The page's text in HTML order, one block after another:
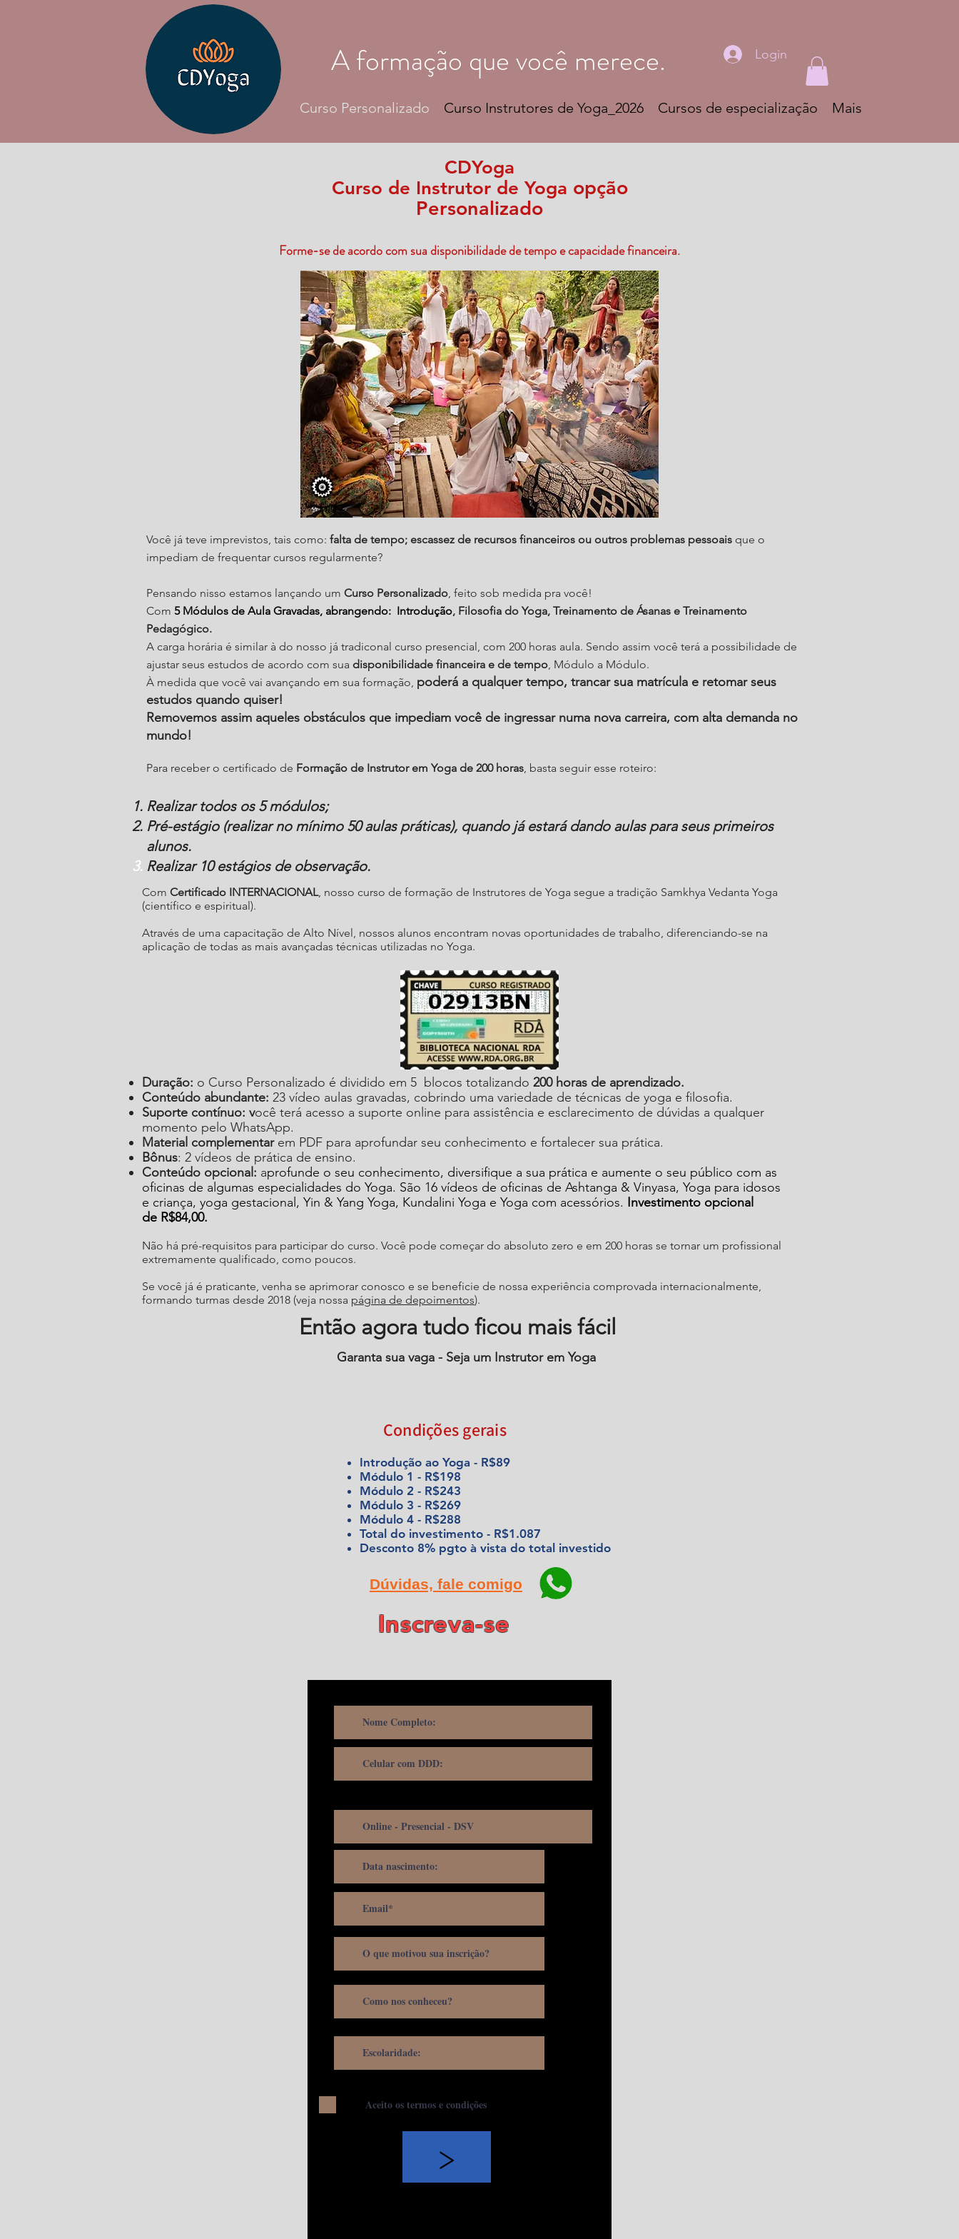
A formação que você merece.
Curso Personalizado Curso Instrutores de Yoga_2026 Cursos de especialização Mais
Login
CDYoga
Curso de Instrutor de Yoga opção
Personalizado
Forme-se de acordo com sua disponibilidade de tempo e capacidade financeira.
Você já teve imprevistos, tais como: falta de tempo; escassez de recursos financeiros ou outros problemas pessoais que o
impediam de frequentar cursos regularmente?
Pensando nisso estamos lançando um Curso Personalizado, feito sob medida pra você!
Com 5 Módulos de Aula Gravadas, abrangendo: Introdução, Filosofia do Yoga, Treinamento de Ásanas e Treinamento
Pedagógico.
A carga horária é similar à do nosso já tradiconal curso presencial, com 200 horas aula. Sendo assim você terá a possibilidade de
ajustar seus estudos de acordo com sua disponibilidade financeira e de tempo, Módulo a Módulo.
À medida que você vai avançando em sua formação, poderá a qualquer tempo, trancar sua matrícula e retomar seus
estudos quando quiser!
Removemos assim aqueles obstáculos que impediam você de ingressar numa nova carreira, com alta demanda no
mundo!
Para receber o certificado de Formação de Instrutor em Yoga de 200 horas, basta seguir esse roteiro:
Realizar todos os 5 módulos;
Pré-estágio (realizar no mínimo 50 aulas práticas), quando já estará dando aulas para seus primeiros
alunos.
Realizar 10 estágios de observação.
Condições gerais
Introdução ao Yoga - R$89
Módulo 1 - R$198
Módulo 2 - R$243
Módulo 3 - R$269
Módulo 4 - R$288
Total do investimento - R$1.087
Desconto 8% pgto à vista do total investido
Inscreva-se
Aceito os termos e condições
>
Com Certificado INTERNACIONAL, nosso curso de formação de Instrutores de Yoga segue a tradição Samkhya Vedanta Yoga
(científico e espiritual).
Através de uma capacitação de Alto Nível, nossos alunos encontram novas oportunidades de trabalho, diferenciando-se na
aplicação de todas as mais avançadas técnicas utilizadas no Yoga.
Duração: o Curso Personalizado é dividido em 5 blocos totalizando 200 horas de aprendizado.
Conteúdo abundante: 23 vídeo aulas gravadas, cobrindo uma variedade de técnicas de yoga e filosofia.
Suporte contínuo: você terá acesso a suporte online para assistência e esclarecimento de dúvidas a qualquer
momento pelo WhatsApp.
Material complementarem PDF para aprofundar seu conhecimento e fortalecer sua prática.
Bônus: 2 vídeos de prática de ensino.
Conteúdo opcional: aprofunde o seu conhecimento, diversifique a sua prática e aumente o seu público com as
oficinas de algumas especialidades do Yoga. São 16 vídeos de oficinas de Ashtanga & Vinyasa, Yoga para idosos
e criança, yoga gestacional, Yin & Yang Yoga, Kundalini Yoga e Yoga com acessórios. Investimento opcional
de R$84,00.
Não há pré-requisitos para participar do curso. Você pode começar do absoluto zero e em 200 horas se tornar um profissional
extremamente qualificado, como poucos.
Se você já é praticante, venha se aprimorar conosco e se beneficie de nossa experiência comprovada internacionalmente,
formando turmas desde 2018 (veja nossa página de depoimentos).
Então agora tudo ficou mais fácil
Garanta sua vaga - Seja um Instrutor em Yoga
Dúvidas, fale comigo